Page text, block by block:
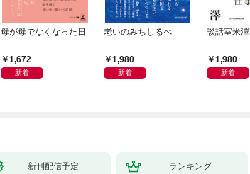
母が母でなくなった日
1,672
新着
老いのみちしるべ
1,980
新着
談話室米澤
1,980
新着
新刊配信予定 ランキング